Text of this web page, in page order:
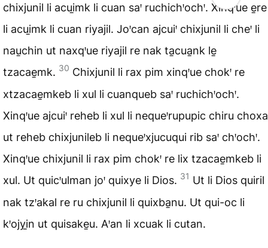
chixjunil li acui̱mk li cuan saꞌ ruchichꞌochꞌ. Xinqꞌue e̱re
li acui̱mk li cuan riyajil. Joꞌcan ajcuiꞌ chixjunil li cheꞌ li
nau̱chin ut naxqꞌue riyajil re nak ta̱cua̱nk le̱
tzacae̱mk. 30 Chixjunil li rax pim xinqꞌue chokꞌ re
xtzacae̱mkeb li xul li cuanqueb saꞌ ruchichꞌochꞌ.
Xinqꞌue ajcuiꞌ reheb li xul li nequeꞌrupupic chiru choxa
ut reheb chixjunileb li nequeꞌxjucuqui rib saꞌ chꞌochꞌ.
Xinqꞌue chixjunil li rax pim chokꞌ re lix tzacae̱mkeb li
xul. Ut quicꞌulman joꞌ quixye li Dios. 31 Ut li Dios quiril
nak tzꞌakal re ru chixjunil li quixba̱nu. Ut qui-oc li
kꞌojyi̱n ut quisake̱u. Aꞌan li xcuak li cutan.